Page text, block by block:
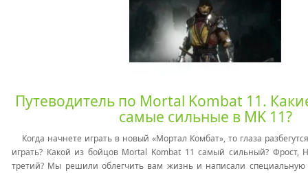
Путеводитель по Mortal Kombat 11.
самые сильные в MK 11?
Когда начнете играть в новый «Мортал Комбат», то глаза
играть? Какой из бойцов Mortal Kombat 11 самый сильный? Фрост,
третий? Мы решили облегчить вам жизнь и написали специальную